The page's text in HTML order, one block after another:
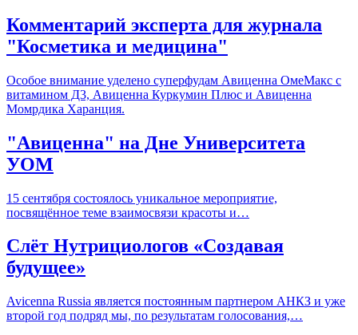
Комментарий эксперта для журнала
"Косметика и медицина"
Особое внимание уделено суперфудам Авиценна ОмеМакс с
витамином Д3, Авиценна Куркумин Плюс и Авиценна
Момрдика Харанция.
"Авиценна" на Дне Университета
УОМ
15 сентября состоялось уникальное мероприятие,
посвящённое теме взаимосвязи красоты и…
Слёт Нутрициологов «Создавая
будущее»
Avicenna Russia является постоянным партнером АНКЗ и уже
второй год подряд мы, по результатам голосования,…